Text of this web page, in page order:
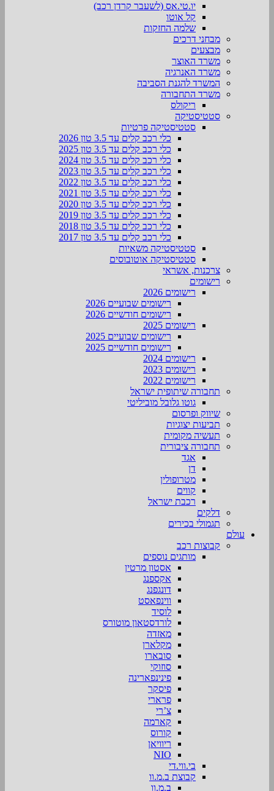
יו.טי.אס (לשעבר קרדן רכב)
קל אוטו
שלמה החזקות
מבחני דרכים
מבצעים
משרד האוצר
משרד האנרגיה
המשרד להגנת הסביבה
משרד התחבורה
ריקולס
סטטיסטיקה
סטטיסטיקה פרטיות
כלי רכב קלים עד 3.5 טון 2026
כלי רכב קלים עד 3.5 טון 2025
כלי רכב קלים עד 3.5 טון 2024
כלי רכב קלים עד 3.5 טון 2023
כלי רכב קלים עד 3.5 טון 2022
כלי רכב קלים עד 3.5 טון 2021
כלי רכב קלים עד 3.5 טון 2020
כלי רכב קלים עד 3.5 טון 2019
כלי רכב קלים עד 3.5 טון 2018
כלי רכב קלים עד 3.5 טון 2017
סטטיסטיקה משאיות
סטטיסטיקה אוטובוסים
צרכנות, אשראי
רישומים
רישומים 2026
רישומים שבועיים 2026
רישומים חודשיים 2026
רישומים 2025
רישומים שבועיים 2025
רישומים חודשיים 2025
רישומים 2024
רישומים 2023
רישומים 2022
תחבורה שיתופית ישראל
גוטו גלובל מוביליטי
שיווק ופרסום
תביעות יצוגיות
תעשיה מקומית
תחבורה ציבורית
אגד
דן
מטרופולין
קווים
רכבת ישראל
דלקים
תגמולי בכירים
עולם
קבוצות רכב
מותגים נוספים
אסטון מרטין
אקספנג
דונגפנג
ווינפאסט
לוסיד
לורדסטאון מוטורס
מאזדה
מקלארן
סובארו
סוזוקי
פינינפארינה
פיסקר
פרארי
צ’רי
קארמה
קורוס
ריוויאן
NIO
בי.ווי.די
קבוצת ב.מ.וו
ב.מ.וו